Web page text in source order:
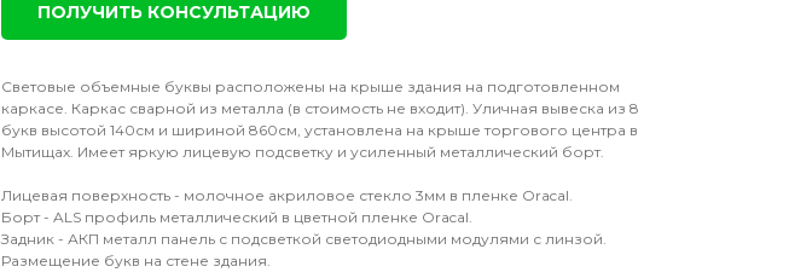
ПОЛУЧИТЬ КОНСУЛЬТАЦИЮ
Световые объемные буквы расположены на крыше здания на подготовленном
каркасе. Каркас сварной из металла (в стоимость не входит). Уличная вывеска из 8
букв высотой 140см и шириной 860см, установлена на крыше торгового центра в
Мытищах. Имеет яркую лицевую подсветку и усиленный металлический борт.
Лицевая поверхность - молочное акриловое стекло 3мм в пленке Oracal.
Борт - ALS профиль металлический в цветной пленке Oracal.
Задник - АКП металл панель с подсветкой светодиодными модулями с линзой.
Размещение букв на стене здания.